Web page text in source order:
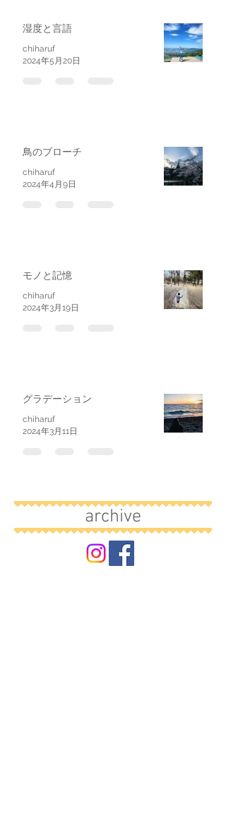
湿度と言語
chiharuf
2024年5月20日
鳥のブローチ
chiharuf
2024年4月9日
モノと記憶
chiharuf
2024年3月19日
グラデーション
chiharuf
2024年3月11日
archive